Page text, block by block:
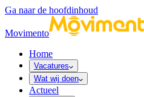
Ga naar de hoofdinhoud
Movimento
Home
Vacatures
Wat wij doen
Actueel